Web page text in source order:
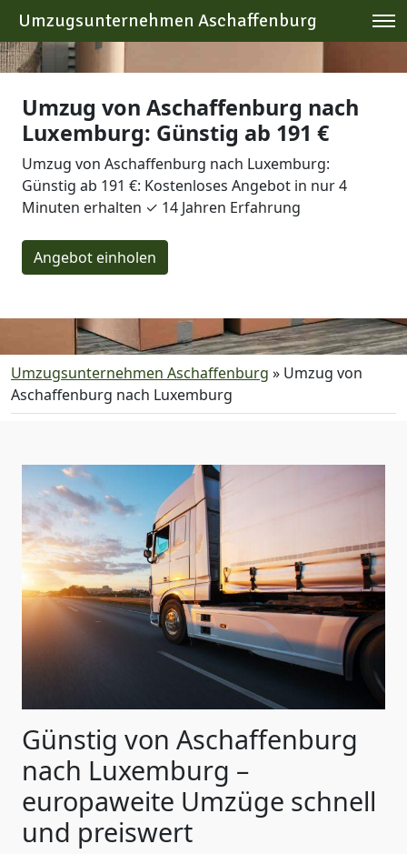
Umzugsunternehmen Aschaffenburg
Umzug von Aschaffenburg nach
Luxemburg: Günstig ab 191 €
Umzug von Aschaffenburg nach Luxemburg:
Günstig ab 191 €: Kostenloses Angebot in nur 4
Minuten erhalten ✓ 14 Jahren Erfahrung
Angebot einholen
Umzugsunternehmen Aschaffenburg » Umzug von
Aschaffenburg nach Luxemburg
Günstig von Aschaffenburg
nach Luxemburg –
europaweite Umzüge schnell
und preiswert